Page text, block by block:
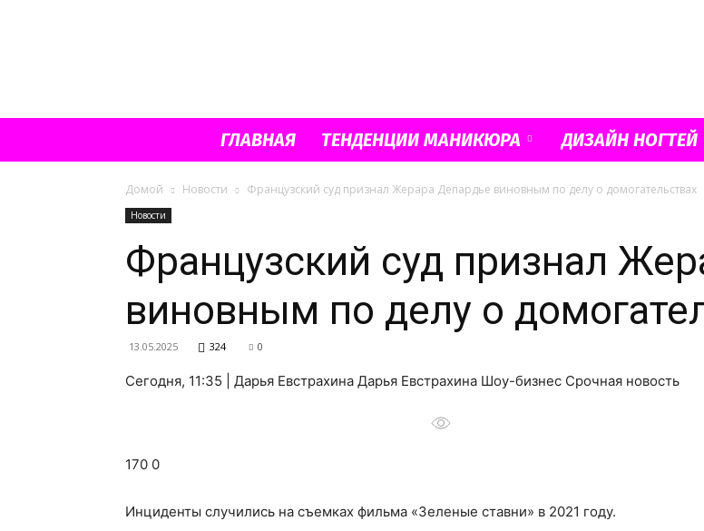
Французский
ГЛАВНАЯ ТЕНДЕНЦИИ МАНИКЮРА ДИЗАЙН НОГТЕЙ
Домой Новости Французский суд признал Жерара Депардье виновным по делу о домогательствах
Новости
Французский суд признал
виновным по делу о
13.05.2025 324 0
Сегодня, 11:35 | Дарья Евстрахина Дарья Евстрахина Шоу-бизнес Срочная новость
170 0
Инциденты случились на съемках фильма «Зеленые ставни» в 2021 году.